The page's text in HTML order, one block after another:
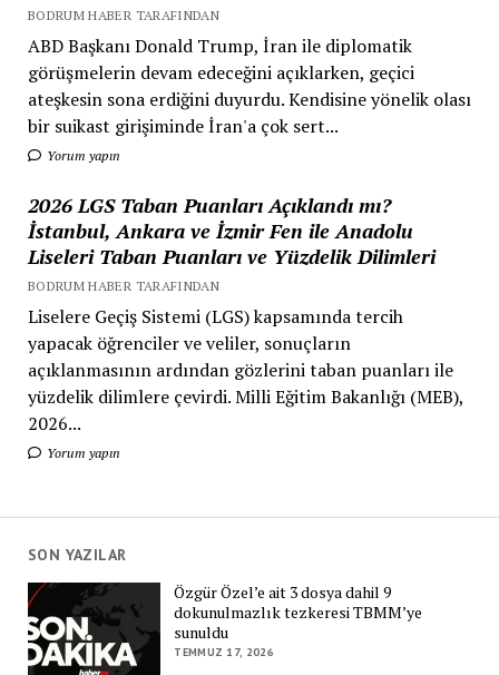
BODRUM HABER TARAFINDAN
ABD Başkanı Donald Trump, İran ile diplomatik
görüşmelerin devam edeceğini açıklarken, geçici
ateşkesin sona erdiğini duyurdu. Kendisine yönelik olası
bir suikast girişiminde İran'a çok sert...
Yorum yapın
2026 LGS Taban Puanları Açıklandı mı?
İstanbul, Ankara ve İzmir Fen ile Anadolu
Liseleri Taban Puanları ve Yüzdelik Dilimleri
BODRUM HABER TARAFINDAN
Liselere Geçiş Sistemi (LGS) kapsamında tercih
yapacak öğrenciler ve veliler, sonuçların
açıklanmasının ardından gözlerini taban puanları ile
yüzdelik dilimlere çevirdi. Milli Eğitim Bakanlığı (MEB),
2026...
Yorum yapın
SON YAZILAR
Özgür Özel’e ait 3 dosya dahil 9
dokunulmazlık tezkeresi TBMM’ye
sunuldu
TEMMUZ 17, 2026